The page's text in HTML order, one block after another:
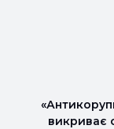
викриває